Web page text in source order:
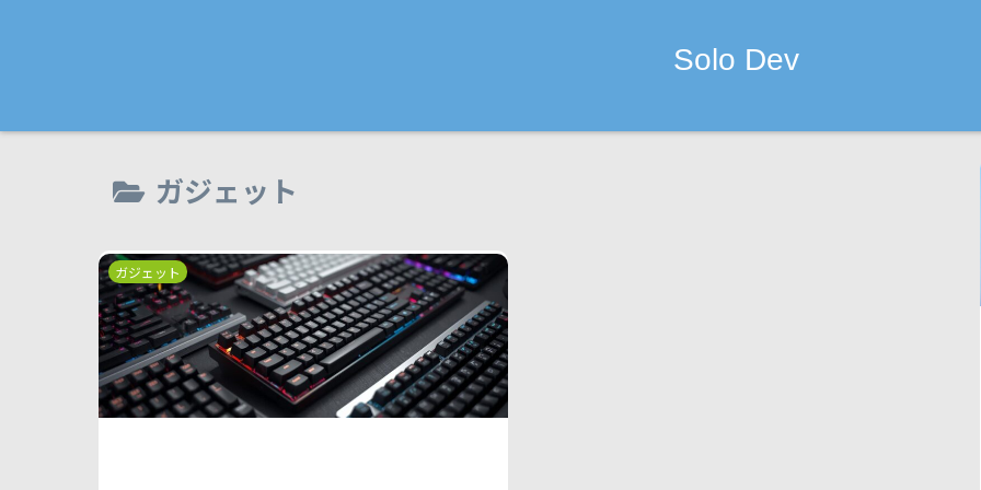
Solo Dev
ガジェット
ガジェット